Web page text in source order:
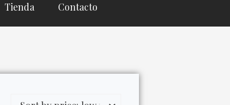
Tienda Contacto